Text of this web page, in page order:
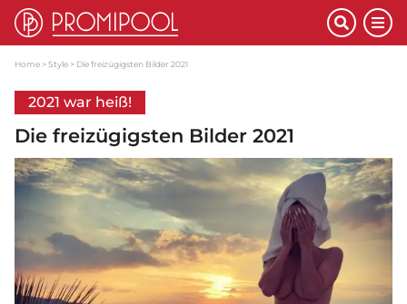
Home Style Die freizügigsten Bilder 2021
2021 war heiß!
Die freizügigsten Bilder 2021